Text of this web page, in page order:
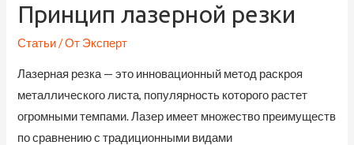
металлу
Принцип лазерной резки
Статьи/ От Эксперт
Лазерная резка — это инновационный метод раскроя
металлического листа, популярность которого растет
огромными темпами. Лазер имеет множество преимуществ
по сравнению с традиционными видами